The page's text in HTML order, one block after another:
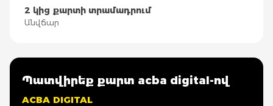
2 կից քարտի տրամադրում
Անվճար
Պատվիրեք քարտ acba digital-ով
ACBA DIGITAL